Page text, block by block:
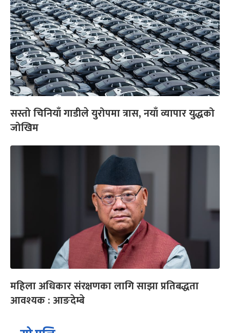
सस्तो चिनियाँ गाडीले युरोपमा त्रास, नयाँ व्यापार युद्धको
जोखिम
महिला अधिकार संरक्षणका लागि साझा प्रतिबद्धता
आवश्यक : आङदेम्बे